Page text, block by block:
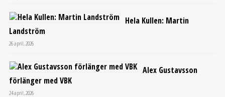
Hela Kullen: Martin
Landström
26 april, 2026
Alex Gustavsson
förlänger med VBK
24 april, 2026